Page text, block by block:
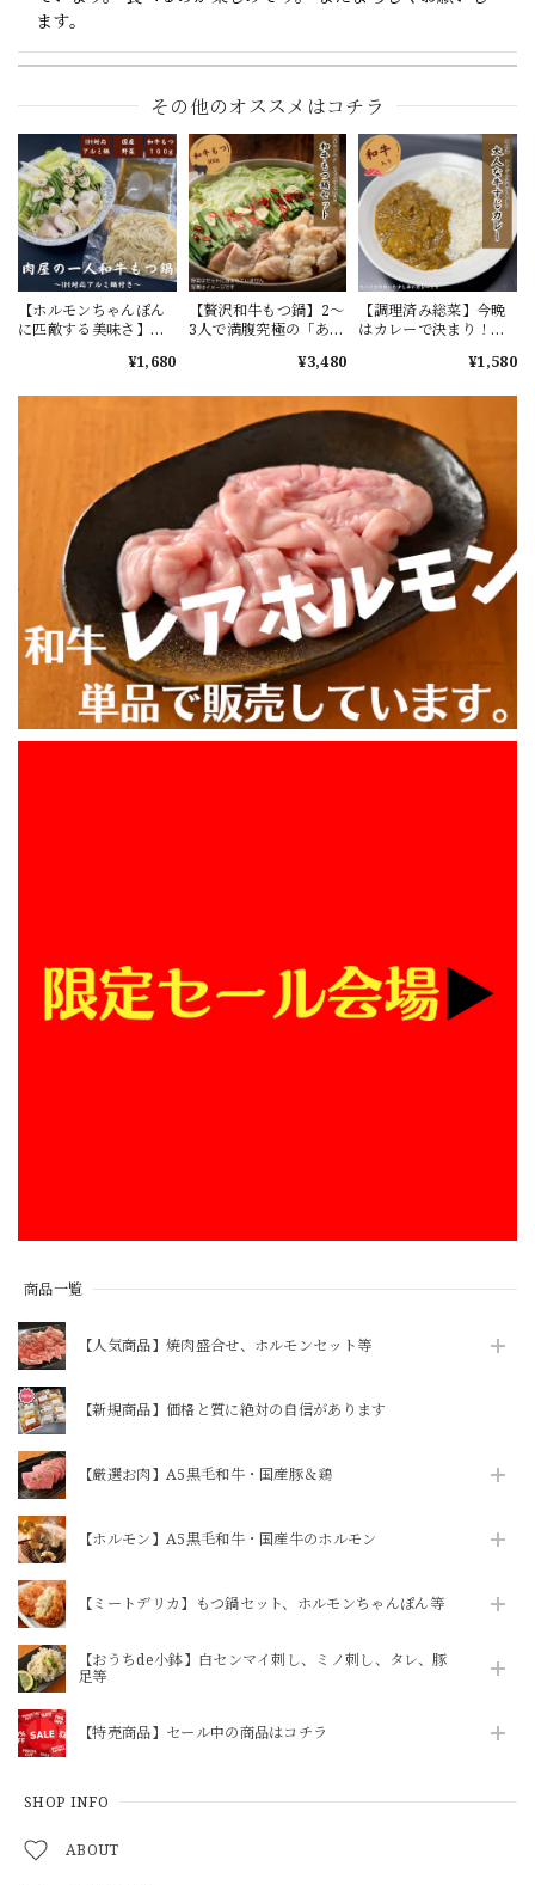
商品一覧
【人気商品】焼肉盛合せ、ホルモンセット等
【新規商品】価格と質に絶対の自信があります
【厳選お肉】A5黒毛和牛・国産豚＆鶏
【ホルモン】A5黒毛和牛・国産牛のホルモン
【ミートデリカ】もつ鍋セット、ホルモンちゃんぽん等
【おうちde小鉢】白センマイ刺し、ミノ刺し、タレ、豚
足等
【特売商品】セール中の商品はコチラ
SHOP INFO
ABOUT
ます。
【ホルモンちゃんぽんに匹敵する美味さ】一人で満腹究極の「あご出汁醬油」もつ鍋セット（アルミ鍋付）全て国産！醤油ベースの出汁に和牛ホルモンとたっぷりの国産野菜が染み込みます。ボリュームがあり1.5人前ぐらいの量です。鍋も野菜も準備が大変な方は特に必食です。この商品は届いた瞬間にコンロでもつ鍋が出来ます！何も準備する必要がありません。何もかも面倒くさい方におススメです！
2026/08/05
お盆休みに食べる予定で注文しました。 発送も早く感謝し
ています。 食べるのが楽しみです。 おまけのタンもありが
とうございます。 またよろしくお願いします。
2026/08/05
お盆休みに食べる予定で注文しました。 発送も早く感謝し
ています。 食べるのが楽しみです。 またよろしくお願いし
\ 今動画で話題のあのマルチョウをご自宅で / ★井本精肉のYouTubeで焼き方動画アップしました★【芝浦直送】和牛大トロ -ロング- 味付きホルモン「マルチョウ」約230g（小腸）韓国 ASMR 長い
2026/08/02
BBQする予定があり話題のマルチョウを購入しました。カリ
カリにするのは難しかったですが、カリカリにならなくても
美味しかったのでまた食べたいです。 おまけで付いてきた
おつまみタン？もとても美味しかったです。 サイトの方で
いつもありがとうございます！
いつも利用させていただいております！知人にも紹介して好
評です。
2026/07/28
その他のオススメはコチラ
【ホルモンちゃんぽん
に匹敵する美味さ】一
出汁醬油」もつ鍋セッ
み込みます。ボリュー
ムがあり1.5人前ぐらい
の量です。鍋も野菜も
準備が大変な方は特に
必食です。この商品は
届いた瞬間にコンロで
もつ鍋が出来ます！何
も準備する必要があり
ません。何もかも面倒
くさい方におススメで
す！
¥1,680
【贅沢和牛もつ鍋】2～
3人で満腹究極の「あご
ト（野菜＆アルミ鍋無
に和牛ホルモンが染み
込みます。お好みの野
菜を追加してもつ鍋の
完成！素材、出汁、ち
ゃんぽん麵の全てに拘
っています！※あご出
汁は2倍濃縮が2つセッ
トになっています（写
真は旧パッケージ）
¥3,480
【調理済み総菜】今晩
はカレーで決まり！
大人な牛すじカレー3食
米はついていません
¥1,580